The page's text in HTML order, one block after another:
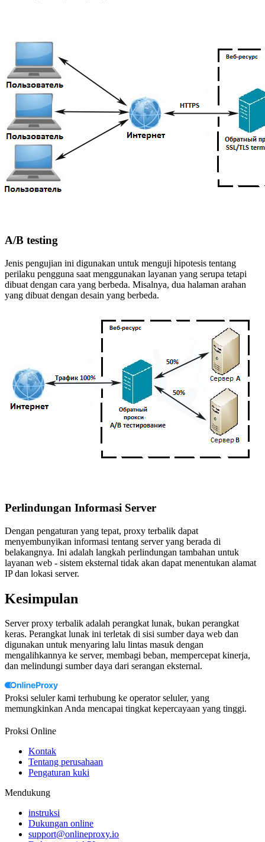
A/B testing
Jenis pengujian ini digunakan untuk menguji hipotesis tentang
perilaku pengguna saat menggunakan layanan yang serupa tetapi
dibuat dengan cara yang berbeda. Misalnya, dua halaman arahan
yang dibuat dengan desain yang berbeda.
Perlindungan Informasi Server
Dengan pengaturan yang tepat, proxy terbalik dapat
menyembunyikan informasi tentang server yang berada di
belakangnya. Ini adalah langkah perlindungan tambahan untuk
layanan web - sistem eksternal tidak akan dapat menentukan alamat
IP dan lokasi server.
Kesimpulan
Server proxy terbalik adalah perangkat lunak, bukan perangkat
keras. Perangkat lunak ini terletak di sisi sumber daya web dan
digunakan untuk menyaring lalu lintas masuk dengan
mengalihkannya ke server, membagi beban, mempercepat kinerja,
dan melindungi sumber daya dari serangan eksternal.
Proksi seluler kami terhubung ke operator seluler, yang
memungkinkan Anda mencapai tingkat kepercayaan yang tinggi.
Proksi Online
Kontak
Tentang perusahaan
Pengaturan kuki
Mendukung
instruksi
Dukungan online
support@onlineproxy.io